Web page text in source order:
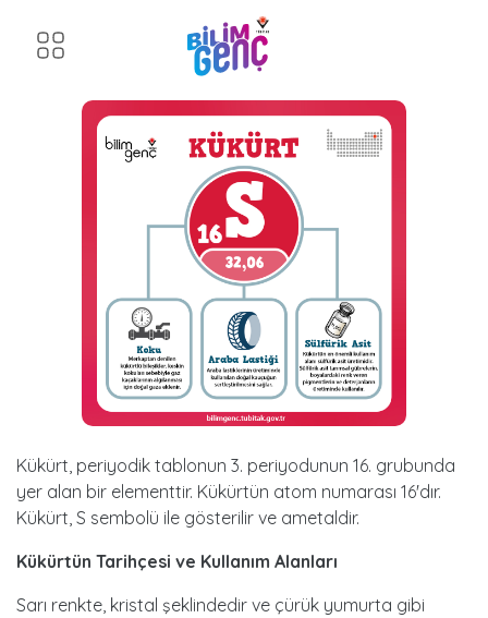
Kükürt
Kükürt tüm canlılar için hayati önem taşır. Amino
asitlerden protein üretilmesi için gereklidir.
Kükürt, periyodik tablonun 3. periyodunun 16. grubunda
yer alan bir elementtir. Kükürtün atom numarası 16'dır.
Kükürt, S sembolü ile gösterilir ve ametaldir.
Kükürtün Tarihçesi ve Kullanım Alanları
Sarı renkte, kristal şeklindedir ve çürük yumurta gibi